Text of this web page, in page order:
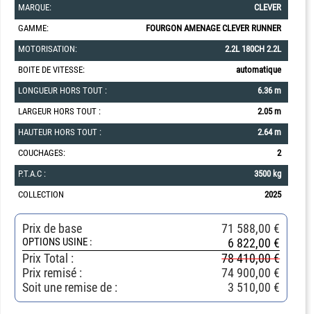
MARQUE:
CLEVER
GAMME:
FOURGON AMENAGE CLEVER RUNNER
MOTORISATION:
2.2L 180CH 2.2L
BOITE DE VITESSE:
automatique
LONGUEUR HORS TOUT :
6.36 m
LARGEUR HORS TOUT :
2.05 m
HAUTEUR HORS TOUT :
2.64 m
COUCHAGES:
2
P.T.A.C :
3500 kg
COLLECTION
2025
Prix de base 71 588,00 €
OPTIONS USINE :
6 822,00 €
Prix Total :
78 410,00 €
Prix remisé :
74 900,00 €
Soit une remise de :
3 510,00 €